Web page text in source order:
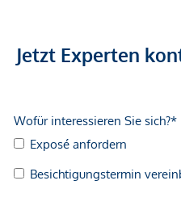
Jetzt Experten